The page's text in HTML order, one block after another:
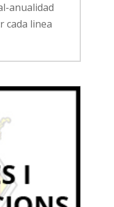
anualidad
cada linea